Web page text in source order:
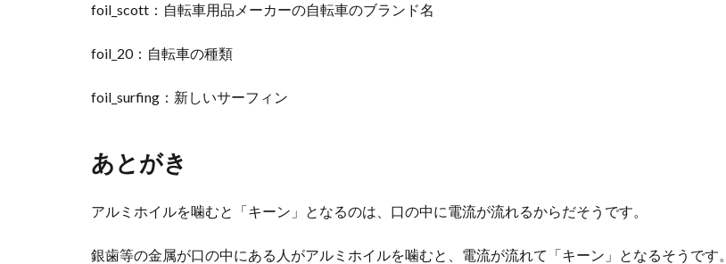
foil_scott：自転車用品メーカーの自転車のブランド名
foil_20：自転車の種類
foil_surfing：新しいサーフィン
あとがき
アルミホイルを噛むと「キーン」となるのは、口の中に電流が流れるからだそうです。
銀歯等の金属が口の中にある人がアルミホイルを噛むと、電流が流れて「キーン」となるそうです。